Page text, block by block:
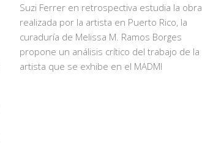
Suzi Ferrer en retrospectiva estudia la obra
realizada por la artista en Puerto Rico, la
curaduría de Melissa M. Ramos Borges
propone un análisis crítico del trabajo de la
artista que se exhibe en el MADMI